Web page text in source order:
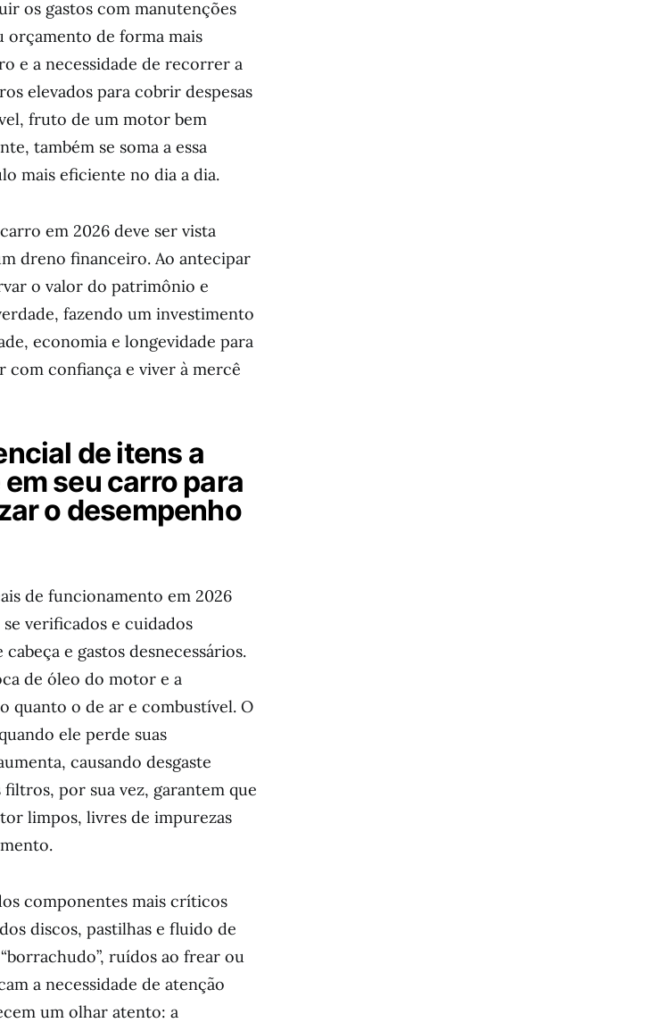
os gastos com manutenções
orçamento de forma mais
e a necessidade de recorrer a
elevados para cobrir despesas
fruto de um motor bem
também se soma a essa
mais eficiente no dia a dia.
em 2026 deve ser vista
dreno financeiro. Ao antecipar
o valor do patrimônio e
fazendo um investimento
economia e longevidade para
confiança e viver à mercê
de itens a
seu carro para
o desempenho
de funcionamento em 2026
verificados e cuidados
e gastos desnecessários.
de óleo do motor e a
quanto o de ar e combustível. O
ele perde suas
causando desgaste
por sua vez, garantem que
limpos, livres de impurezas
componentes mais críticos
discos, pastilhas e fluido de
ruídos ao frear ou
a necessidade de atenção
um olhar atento: a